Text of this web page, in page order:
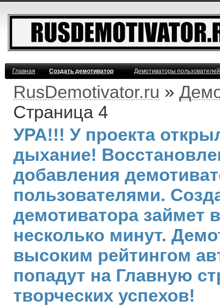
Главная Создать демотиватор Демотиваторы
RusDemotivator.ru »
Страница 4
УРА!!! У проекта
дыхание!
добавления
пользователями.
демотиватора займет
несколько минут.
высоким рейтингом
попадут на Главную
творческих успехов!